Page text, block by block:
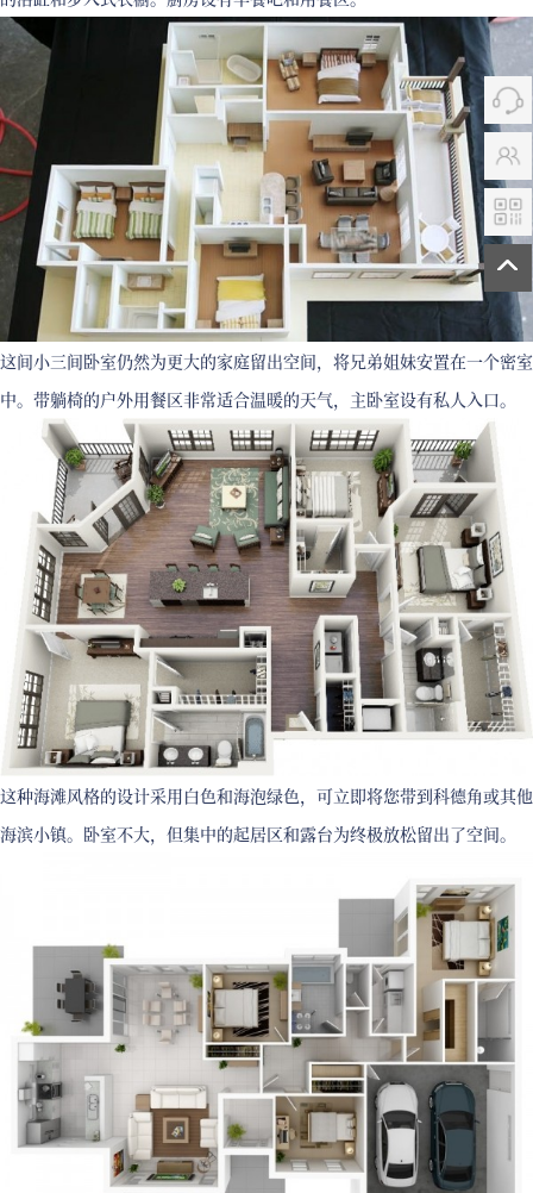
这间小三间卧室仍然为更大的家庭留出空间，将兄弟姐妹安置在一个密室
中。带躺椅的户外用餐区非常适合温暖的天气，主卧室设有私人入口。
这种海滩风格的设计采用白色和海泡绿色，可立即将您带到科德角或其他
海滨小镇。卧室不大，但集中的起居区和露台为终极放松留出了空间。